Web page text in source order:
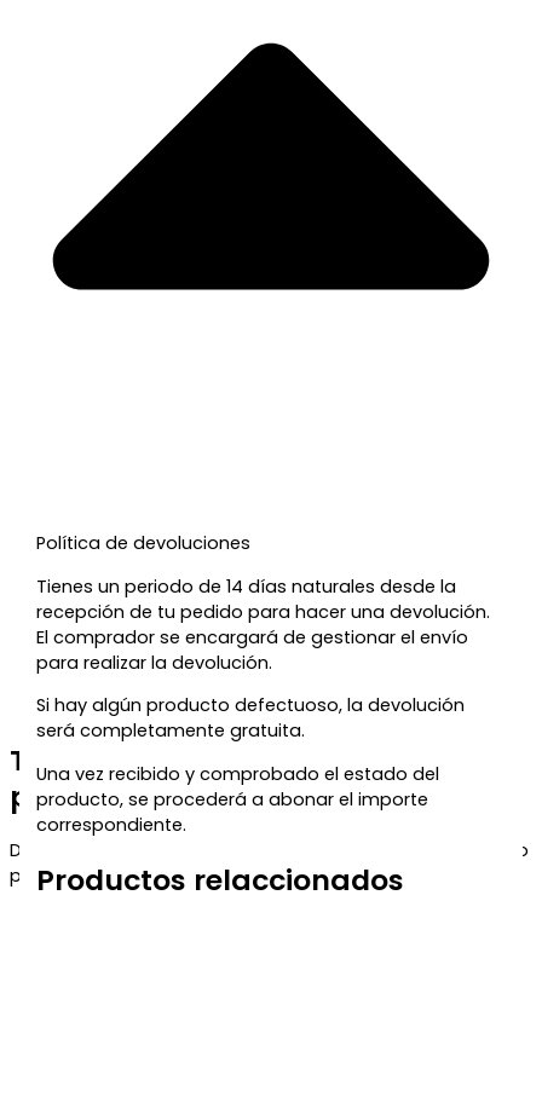
Política de devoluciones
Tienes un periodo de 14 días naturales desde la
recepción de tu pedido para hacer una devolución.
El comprador se encargará de gestionar el envío
para realizar la devolución.
Si hay algún producto defectuoso, la devolución
será completamente gratuita.
Una vez recibido y comprobado el estado del
producto, se procederá a abonar el importe
correspondiente.
Productos relaccionados
Te regalamos un 5% de descuento
para tu próxima compra
Déjanos tu correo y te enviaremos el código de descuento
para que puedas aprovecharlo en tu próximo pedido.